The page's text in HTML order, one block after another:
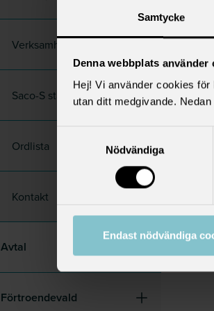
Samtycke
Denna webbplats använder
Hej! Vi använder cookies
utan ditt medgivande.
Nödvändiga
Endast nödvändiga
Verksamhetsplan 2026
Saco-S stadgar
Ordlista
Kontakt
Avtal
Förtroendevald
Här
Du
Här